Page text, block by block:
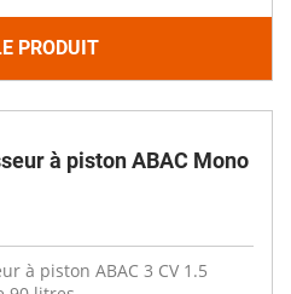
PRODUIT
à piston ABAC Mono
à piston ABAC 3 CV 1.5